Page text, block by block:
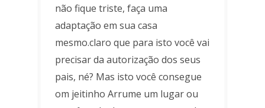
não fique triste, faça uma
adaptação em sua casa
mesmo.claro que para isto você vai
precisar da autorização dos seus
pais, né? Mas isto você consegue
om jeitinho Arrume um lugar ou